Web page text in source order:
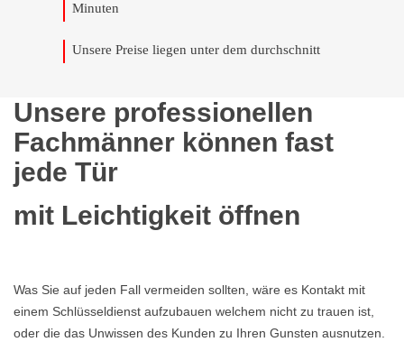
Minuten
Unsere Preise liegen unter dem durchschnitt
Unsere professionellen
Fachmänner können fast
jede Tür
mit Leichtigkeit öffnen
Was Sie auf jeden Fall vermeiden sollten, wäre es Kontakt mit
einem Schlüsseldienst aufzubauen welchem nicht zu trauen ist,
oder die das Unwissen des Kunden zu Ihren Gunsten ausnutzen.